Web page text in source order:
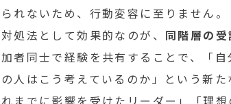
れないため、行動変容に至りません。
処法として効果的なのが、 同階層の
者同士で経験を共有することで、「
の人はこう考えているのか」という新
れまでに影響を受けたリーダー」「理